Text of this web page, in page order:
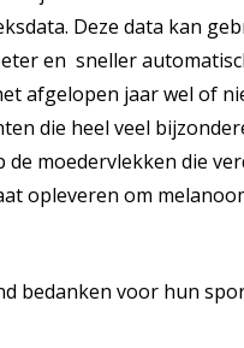
Deze data kan
en sneller
afgelopen jaar wel of
die heel veel
moedervlekken die
opleveren om
bedanken voor hun